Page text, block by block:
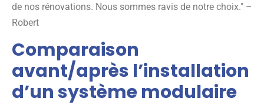
de nos rénovations. Nous sommes ravis de notre choix. –
Robert
Comparaison
avant/après l’installation
d’un système modulaire